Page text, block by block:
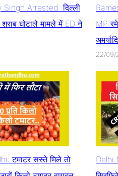
Arrested: दिल्ली
घोटाले मामले में ED ने
MP
22/09/
टमाटर सस्ते मिले तो
Delhi